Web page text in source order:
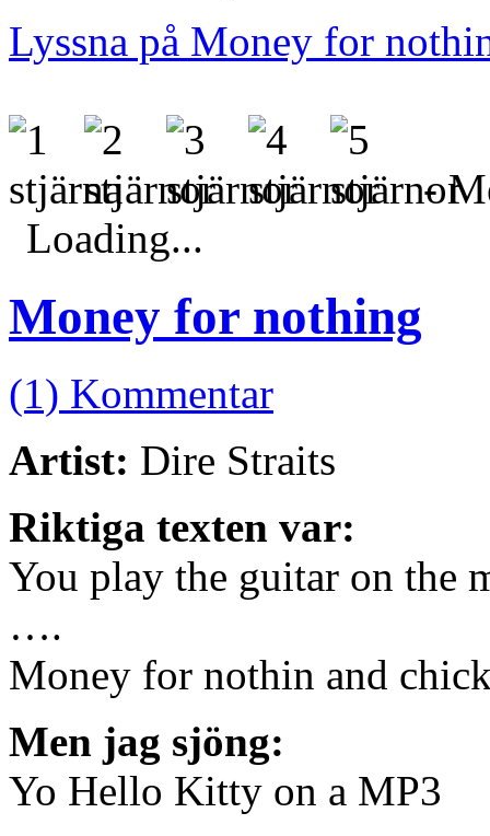
Lyssna på Money for
-
Loading...
Money for nothing
(1) Kommentar
Artist: Dire Straits
Riktiga texten var:
You play the guitar on the
….
Money for nothin and
Men jag sjöng:
Yo Hello Kitty on a MP3